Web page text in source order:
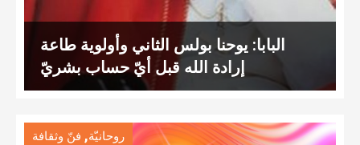
البابا: يوحنا بولس الثاني وأولوية طاعة
إرادة الله قبل أيّ حساب بشريّ
روحانيّة, فنّ وثقافة